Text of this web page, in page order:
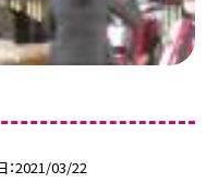
2021/03/22